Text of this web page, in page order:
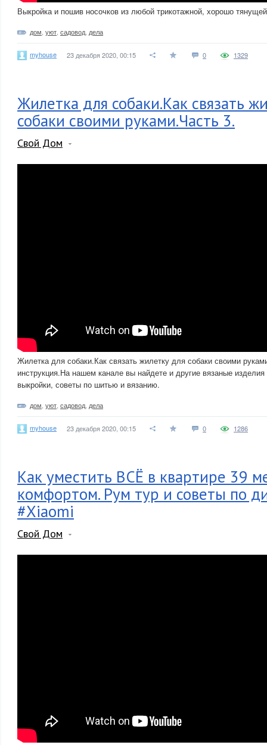
Выкройка и пошив носочков из любой трикотажной, хорошо
дом уют садовод дела
myhouse 23 декабря 2020, 00:15 0 1329
Жилетка для собаки.Как связать
собаки своими руками.Часть 3.
Свой Дом
Жилетка для собаки.Как связать жилетку для собаки своими
инструкция.На нашем канале вы найдете и другие вязаные
выкройки, советы по шитью и вязанию.
дом уют садовод дела
myhouse 23 декабря 2020, 00:15 0 1286
Как уместить ВСЁ в квартире 39
комфортом. Рум тур и советы по
#Xiaomi
Свой Дом